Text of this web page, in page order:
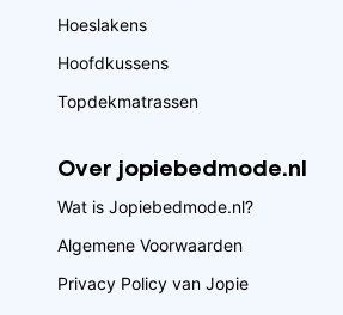
Hoeslakens
Hoofdkussens
Topdekmatrassen
Over jopiebedmode.nl
Wat is Jopiebedmode.nl?
Algemene Voorwaarden
Privacy Policy van Jopie